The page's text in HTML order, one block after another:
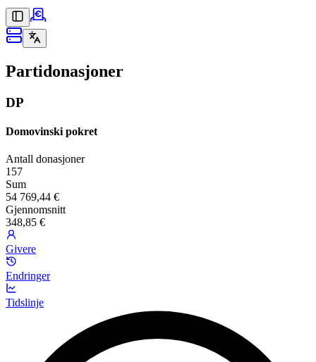
Partidonasjoner
DP
Domovinski pokret
Antall donasjoner
157
Sum
54 769,44 €
Gjennomsnitt
348,85 €
Givere
Endringer
Tidslinje